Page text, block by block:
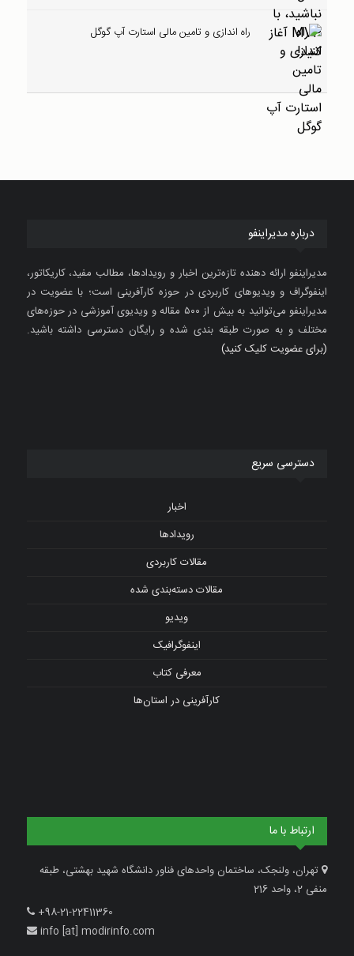
راه اندازی و تامین مالی استارت آپ گوگل
درباره مدیراینفو
مدیراینفو ارائه دهنده تازه‌ترین اخبار و رویدادها، مطالب مفید، کاریکاتور،
اینفوگراف و ویدیوهای کاربردی در حوزه کارآفرینی است؛ با عضویت در
مدیراینفو می‌توانید به بیش از ۵۰۰ مقاله و ویدیوی آموزشی در حوزه‌های
مختلف و به صورت طبقه بندی شده و رایگان دسترسی داشته باشید.
(برای عضویت کلیک کنید)
دسترسی سریع
اخبار
رویدادها
مقالات کاربردی
مقالات دسته‌بندی شده
ویدیو
اینفوگرافیک
معرفی کتاب
کارآفرینی در استان‌ها
ارتباط با ما
تهران، ولنجک، ساختمان واحدهای فناور دانشگاه شهید بهشتی، طبقه
منفی 2، واحد 216
+98-21-22411360
info [at] modirinfo.com